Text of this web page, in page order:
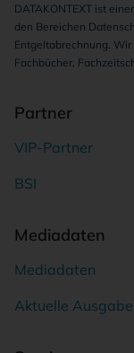
DATAKONTEXT ist
den Bereichen
Entgeltabrechnung.
Fachbücher,
Partner
VIP-Partner
BSI
Mediadaten
Mediadaten
Aktuelle